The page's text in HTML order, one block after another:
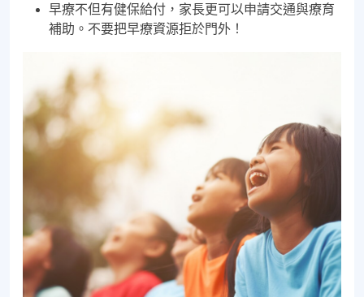
早療不但有健保給付，家長更可以申請交通與療育
補助。不要把早療資源拒於門外！